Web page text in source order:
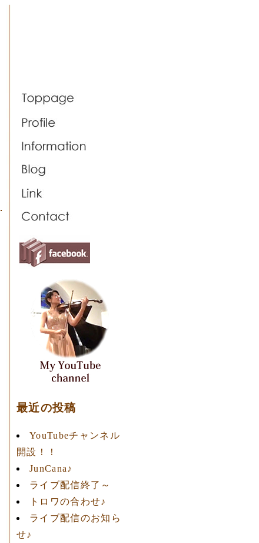
最近の投稿
YouTubeチャンネル
開設！！
JunCana♪
ライブ配信終了～
トロワの合わせ♪
ライブ配信のお知ら
せ♪